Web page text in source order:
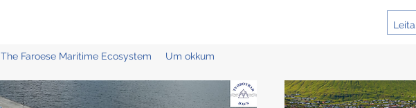
The Faroese Maritime Ecosystem Um okkum